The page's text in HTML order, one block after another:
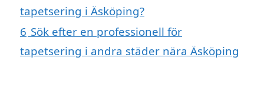
tapetsering i Äsköping?
6 Sök efter en professionell för
tapetsering i andra städer nära Äsköping